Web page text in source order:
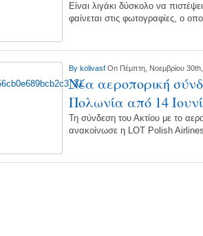
Είναι λιγάκι δύσκολο να
φαίνεται στις φωτογραφίες, ο
By kolivasf On Πέμπτη, Νοεμβρίου
Νέα αεροπορική
Πολωνία από 14
Τη σύνδεση του Ακτίου με το
ανακοίνωσε η LOT Polish